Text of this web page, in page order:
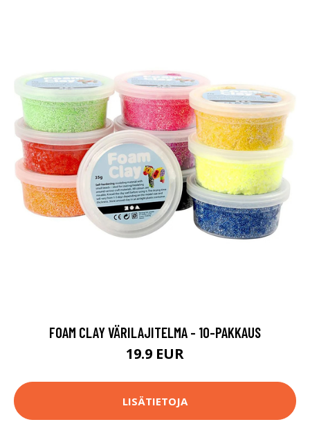
FOAM CLAY VÄRILAJITELMA - 10-PAKKAUS
19.9 EUR
LISÄTIETOJA